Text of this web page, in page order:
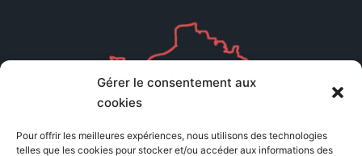
Gérer le consentement aux
cookies
Pour offrir les meilleures expériences, nous utilisons des technologies
telles que les cookies pour stocker et/ou accéder aux informations des